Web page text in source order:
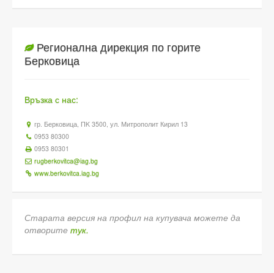
Регионална дирекция по горите
Берковица
Връзка с нас:
гр. Берковица, ПK 3500, ул. Митрополит Кирил 13
0953 80300
0953 80301
rugberkovitca@iag.bg
www.berkovitca.iag.bg
Старата версия на профил на купувача можете да
отворите тук.